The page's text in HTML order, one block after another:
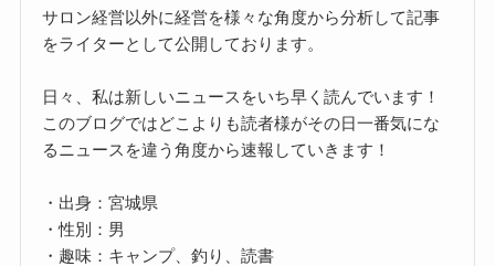
サロン経営以外に経営を様々な角度から分析して記事
をライターとして公開しております。
日々、私は新しいニュースをいち早く読んでいます！
このブログではどこよりも読者様がその日一番気にな
るニュースを違う角度から速報していきます！
・出身：宮城県
・性別：男
・趣味：キャンプ、釣り、読書